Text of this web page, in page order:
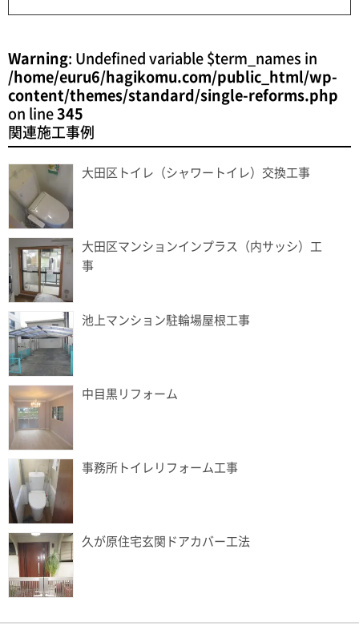
Warning: Undefined variable $term_names in
/home/euru6/hagikomu.com/public_html/wp-
content/themes/standard/single-reforms.php
on line 345
関連施工事例
大田区トイレ（シャワートイレ）交換工事
大田区マンションインプラス（内サッシ）工
事
池上マンション駐輪場屋根工事
中目黒リフォーム
事務所トイレリフォーム工事
久が原住宅玄関ドアカバー工法